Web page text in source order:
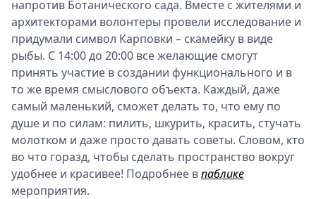
напротив Ботанического сада. Вместе с жителями и
архитекторами волонтеры провели исследование и
придумали символ Карповки – скамейку в виде
рыбы. С 14:00 до 20:00 все желающие смогут
принять участие в создании функционального и в
то же время смыслового объекта. Каждый, даже
самый маленький, сможет делать то, что ему по
душе и по силам: пилить, шкурить, красить, стучать
молотком и даже просто давать советы. Словом, кто
во что горазд, чтобы сделать пространство вокруг
удобнее и красивее! Подробнее впаблике
мероприятия.